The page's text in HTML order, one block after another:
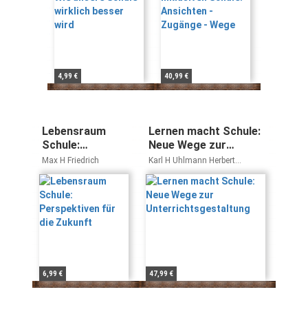
4,99 € 40,99 €
Lebensraum
Schule:
Perspektiven für
die Zukunft
Max H Friedrich
6,99 €
Lernen macht Schule:
Neue Wege zur
Unterrichtsgestaltung
Karl H Uhlmann Herbert
Hollweg
47,99 €